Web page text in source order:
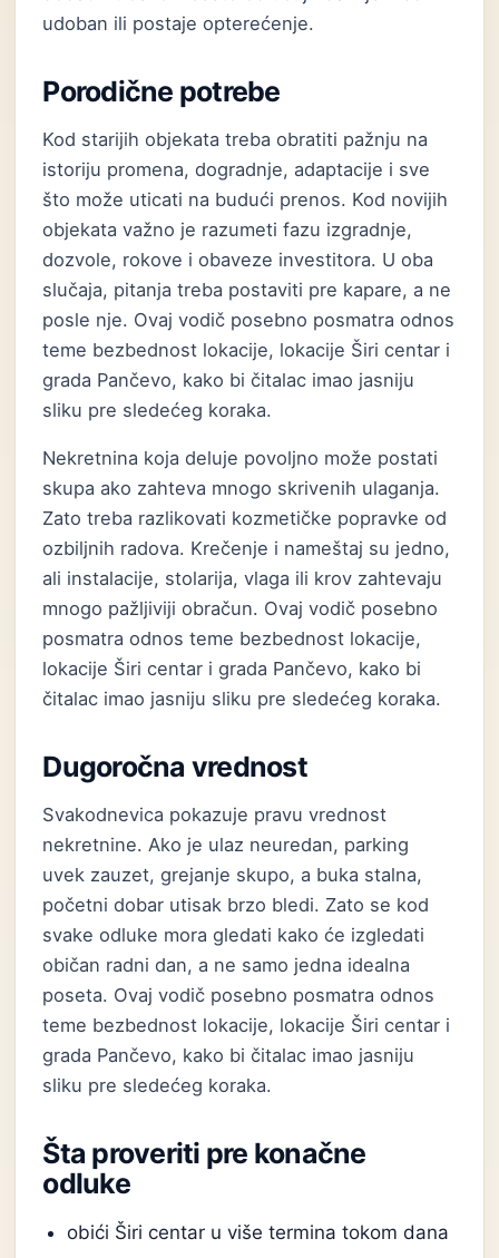
udoban ili postaje opterećenje.
Porodične potrebe
Kod starijih objekata treba obratiti pažnju na
istoriju promena, dogradnje, adaptacije i sve
što može uticati na budući prenos. Kod novijih
objekata važno je razumeti fazu izgradnje,
dozvole, rokove i obaveze investitora. U oba
slučaja, pitanja treba postaviti pre kapare, a ne
posle nje. Ovaj vodič posebno posmatra odnos
teme bezbednost lokacije, lokacije Širi centar i
grada Pančevo, kako bi čitalac imao jasniju
sliku pre sledećeg koraka.
Nekretnina koja deluje povoljno može postati
skupa ako zahteva mnogo skrivenih ulaganja.
Zato treba razlikovati kozmetičke popravke od
ozbiljnih radova. Krečenje i nameštaj su jedno,
ali instalacije, stolarija, vlaga ili krov zahtevaju
mnogo pažljiviji obračun. Ovaj vodič posebno
posmatra odnos teme bezbednost lokacije,
lokacije Širi centar i grada Pančevo, kako bi
čitalac imao jasniju sliku pre sledećeg koraka.
Dugoročna vrednost
Svakodnevica pokazuje pravu vrednost
nekretnine. Ako je ulaz neuredan, parking
uvek zauzet, grejanje skupo, a buka stalna,
početni dobar utisak brzo bledi. Zato se kod
svake odluke mora gledati kako će izgledati
običan radni dan, a ne samo jedna idealna
poseta. Ovaj vodič posebno posmatra odnos
teme bezbednost lokacije, lokacije Širi centar i
grada Pančevo, kako bi čitalac imao jasniju
sliku pre sledećeg koraka.
Šta proveriti pre konačne
odluke
obići Širi centar u više termina tokom dana